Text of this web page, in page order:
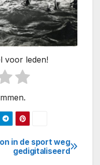
voor leden!
in de sport weg
gedigitaliseerd